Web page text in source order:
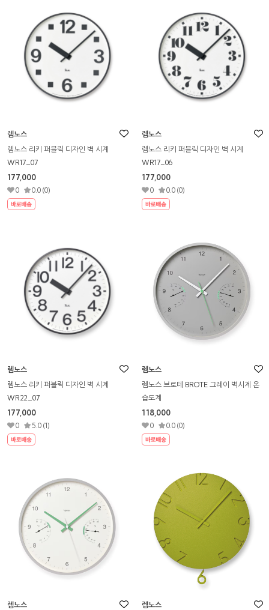
렘노스
렘노스 리키 퍼블릭 디자인 벽 시계
WR17_07
177,000
0 0.0 (0)
렘노스
렘노스 리키 퍼블릭 디자인 벽 시계
WR17_06
177,000
0 0.0 (0)
렘노스
렘노스 리키 퍼블릭 디자인 벽 시계
WR22_07
177,000
0 5.0 (1)
렘노스
렘노스 브로테 BROTE 그레이 벽시계 온
습도계
118,000
0 0.0 (0)
렘노스
렘노스